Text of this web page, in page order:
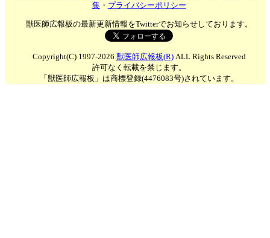
集・ プライバシーポリシー
獣医師広報板の最新更新情報をTwitterでお知らせしております。
Copyright(C) 1997-2026 獣医師広報板(R)ALL Rights Reserved
許可なく転載を禁じます。
「獣医師広報板」は商標登録(4476083号)されています。